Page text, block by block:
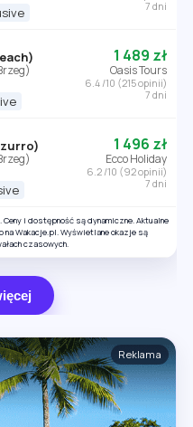
7 dni
1 489 zł
Oasis Tours
6.4 /10 (215 opinii)
7 dni
1 496 zł
Ecco Holiday
6.2 /10 (92 opinii)
7 dni
i dostępność są dynamiczne. Aktualne
Wakacje.pl. Wyświetlane okazje są
czasowych.
Reklama